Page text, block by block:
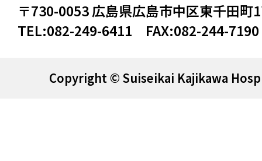
〒730-0053 広島県広島市中区東千田町
TEL:082-249-6411 FAX:082-244-7190
Copyright © Suiseikai Kajikawa